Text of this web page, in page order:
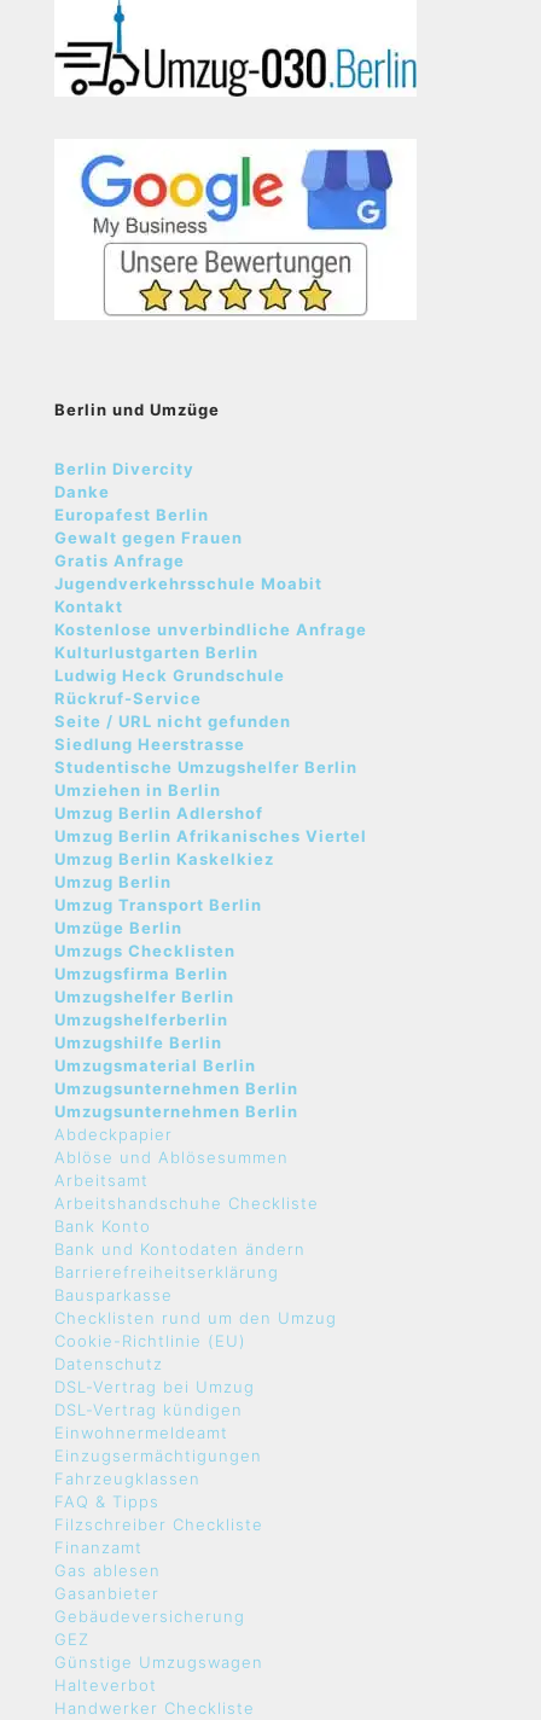
Berlin und Umzüge
Berlin Divercity
Danke
Europafest Berlin
Gewalt gegen Frauen
Gratis Anfrage
Jugendverkehrsschule Moabit
Kontakt
Kostenlose unverbindliche Anfrage
Kulturlustgarten Berlin
Ludwig Heck Grundschule
Rückruf-Service
Seite / URL nicht gefunden
Siedlung Heerstrasse
Studentische Umzugshelfer Berlin
Umziehen in Berlin
Umzug Berlin Adlershof
Umzug Berlin Afrikanisches Viertel
Umzug Berlin Kaskelkiez
Umzug Berlin
Umzug Transport Berlin
Umzüge Berlin
Umzugs Checklisten
Umzugsfirma Berlin
Umzugshelfer Berlin
Umzugshelferberlin
Umzugshilfe Berlin
Umzugsmaterial Berlin
Umzugsunternehmen Berlin
Umzugsunternehmen Berlin
Abdeckpapier
Ablöse und Ablösesummen
Arbeitsamt
Arbeitshandschuhe Checkliste
Bank Konto
Bank und Kontodaten ändern
Barrierefreiheitserklärung
Bausparkasse
Checklisten rund um den Umzug
Cookie-Richtlinie (EU)
Datenschutz
DSL-Vertrag bei Umzug
DSL-Vertrag kündigen
Einwohnermeldeamt
Einzugsermächtigungen
Fahrzeugklassen
FAQ & Tipps
Filzschreiber Checkliste
Finanzamt
Gas ablesen
Gasanbieter
Gebäudeversicherung
GEZ
Günstige Umzugswagen
Halteverbot
Handwerker Checkliste